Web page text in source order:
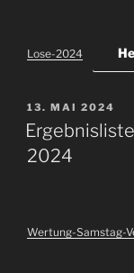
Lose-2024
AM
13. MAI 2024
2024
Wertung-Samstag-